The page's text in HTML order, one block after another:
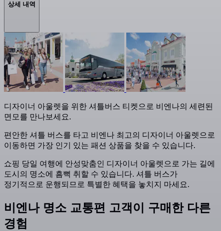
상세 내역
디자이너 아울렛을 위한 셔틀버스 티켓으로 비엔나의 세련된
면모를 만나보세요.
편안한 셔틀 버스를 타고 비엔나 최고의 디자이너 아울렛으로
이동하면 가장 인기 있는 패션 상품을 찾을 수 있습니다.
쇼핑 당일 여행에 안성맞춤인 디자이너 아울렛으로 가는 길에
도시의 명소에 흠뻑 취할 수 있습니다. 셔틀 버스가
정기적으로 운행되므로 특별한 혜택을 놓치지 마세요.
비엔나 명소 교통편 고객이 구매한 다른
경험